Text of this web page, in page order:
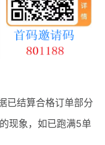
已结算合格订单部分
现象，如已跑满5单